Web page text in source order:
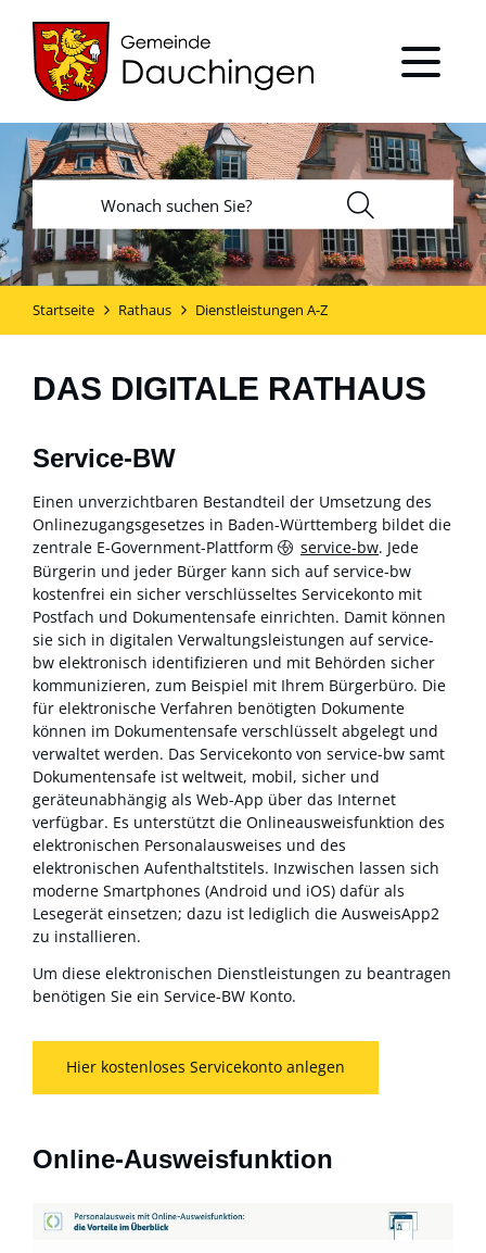
Startseite Rathaus Dienstleistungen A-Z
DAS DIGITALE RATHAUS
Service-BW
Einen unverzichtbaren Bestandteil der Umsetzung des
Onlinezugangsgesetzes in Baden-Württemberg bildet die
zentrale E-Government-Plattform
service-bw. Jede
Bürgerin und jeder Bürger kann sich auf service-bw
kostenfrei ein sicher verschlüsseltes Servicekonto mit
Postfach und Dokumentensafe einrichten. Damit können
sie sich in digitalen Verwaltungsleistungen auf service-
bw elektronisch identifizieren und mit Behörden sicher
kommunizieren, zum Beispiel mit Ihrem Bürgerbüro. Die
für elektronische Verfahren benötigten Dokumente
können im Dokumentensafe verschlüsselt abgelegt und
verwaltet werden. Das Servicekonto von service-bw samt
Dokumentensafe ist weltweit, mobil, sicher und
geräteunabhängig als Web-App über das Internet
verfügbar. Es unterstützt die Onlineausweisfunktion des
elektronischen Personalausweises und des
elektronischen Aufenthaltstitels. Inzwischen lassen sich
moderne Smartphones (Android und iOS) dafür als
Lesegerät einsetzen; dazu ist lediglich die AusweisApp2
zu installieren.
Um diese elektronischen Dienstleistungen zu beantragen
benötigen Sie ein Service-BW Konto.
Hier kostenloses Servicekonto anlegen
Online-Ausweisfunktion